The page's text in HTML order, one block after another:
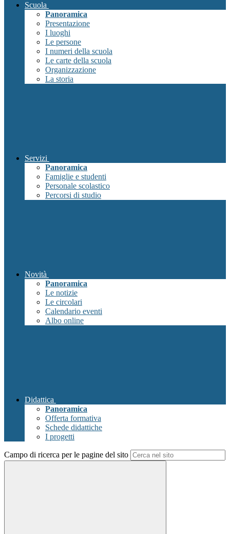
Scuola
Panoramica
Presentazione
I luoghi
Le persone
I numeri della scuola
Le carte della scuola
Organizzazione
La storia
Servizi
Panoramica
Famiglie e studenti
Personale scolastico
Percorsi di studio
Novità
Panoramica
Le notizie
Le circolari
Calendario eventi
Albo online
Didattica
Panoramica
Offerta formativa
Schede didattiche
I progetti
Campo di ricerca per le pagine del sito